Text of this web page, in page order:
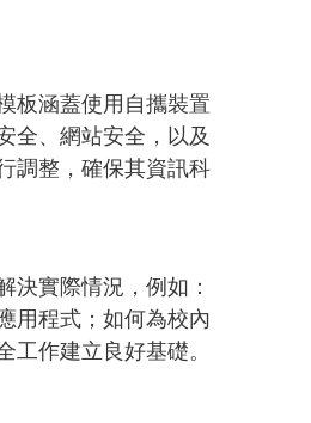
板涵蓋使用自攜裝置
全、網站安全，以及
調整，確保其資訊科
決實際情況，例如：
用程式；如何為校內
作建立良好基礎。